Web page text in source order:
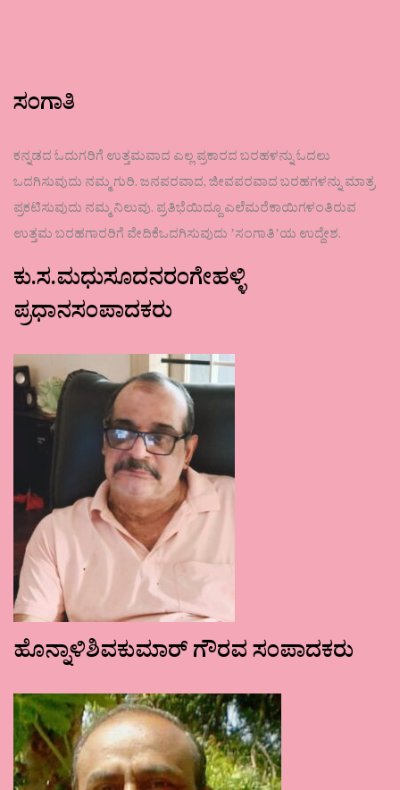
ಸಂಗಾತಿ
ಕನ್ನಡದ ಓದುಗರಿಗೆ ಉತ್ತಮವಾದ ಎಲ್ಲ ಪ್ರಕಾರದ ಬರಹಳನ್ನು ಓದಲು
ಒದಗಿಸುವುದು ನಮ್ಮ ಗುರಿ. ಜನಪರವಾದ, ಜೀವಪರವಾದ ಬರಹಗಳನ್ನು ಮಾತ್ರ
ಪ್ರಕಟಿಸುವುದು ನಮ್ಮ ನಿಲುವು. ಪ್ರತಿಭೆಯಿದ್ದೂ ಎಲೆಮರೆಕಾಯಿಗಳಂತಿರುವ
ಉತ್ತಮ ಬರಹಗಾರರಿಗೆ ವೇದಿಕೆಒದಗಿಸುವುದು ʼಸಂಗಾತಿʼಯ ಉದ್ದೇಶ.
ಕು.ಸ.ಮಧುಸೂದನರಂಗೇಹಳ್ಳಿ
ಪ್ರಧಾನಸಂಪಾದಕರು
ಹೊನ್ನಾಳಿಶಿವಕುಮಾರ್ ಗೌರವ ಸಂಪಾದಕರು